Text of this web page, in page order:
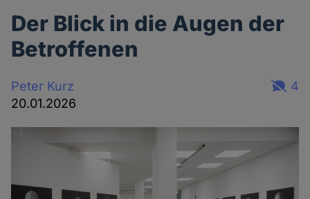
Der Blick in die Augen der
Betroffenen
Peter Kurz
20.01.2026
4